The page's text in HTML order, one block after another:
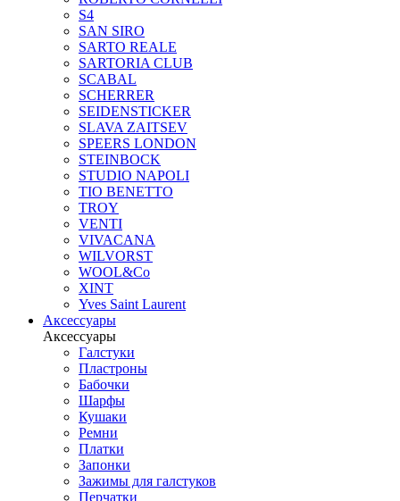
S4
SAN SIRO
SARTO REALE
SARTORIA CLUB
SCABAL
SCHERRER
SEIDENSTICKER
SLAVA ZAITSEV
SPEERS LONDON
STEINBOCK
STUDIO NAPOLI
TIO BENETTO
TROY
VENTI
VIVACANA
WILVORST
WOOL&Co
XINT
Yves Saint Laurent
Аксессуары
Аксессуары
Галстуки
Пластроны
Бабочки
Шарфы
Кушаки
Ремни
Платки
Запонки
Зажимы для галстуков
Перчатки